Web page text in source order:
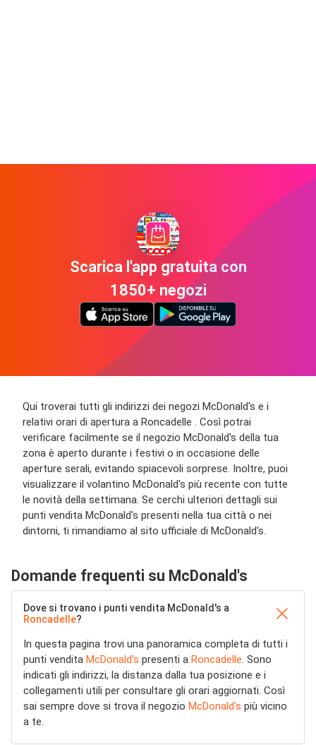
Scarica l'app gratuita con
1850+ negozi
Qui troverai tutti gli indirizzi dei negozi McDonald's e i
relativi orari di apertura a Roncadelle . Così potrai
verificare facilmente se il negozio McDonald's della tua
zona è aperto durante i festivi o in occasione delle
aperture serali, evitando spiacevoli sorprese. Inoltre, puoi
visualizzare il volantino McDonald's più recente con tutte
le novità della settimana. Se cerchi ulteriori dettagli sui
punti vendita McDonald's presenti nella tua città o nei
dintorni, ti rimandiamo al sito ufficiale di McDonald's.
Domande frequenti su McDonald's
Dove si trovano i punti vendita McDonald's a
Roncadelle?
In questa pagina trovi una panoramica completa di tutti i
punti vendita McDonald's presenti a Roncadelle. Sono
indicati gli indirizzi, la distanza dalla tua posizione e i
collegamenti utili per consultare gli orari aggiornati. Così
sai sempre dove si trova il negozio McDonald's più vicino
a te.